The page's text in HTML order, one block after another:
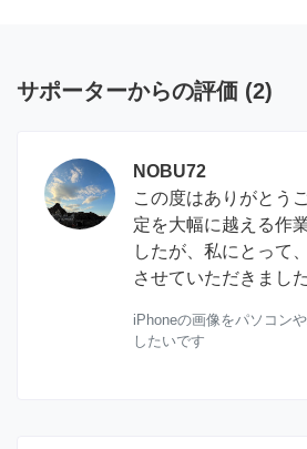
サポーターからの評価 (2)
NOBU72
この度はありがとう
定を大幅に越える作
したが、私にとって
させていただきました
iPhoneの画像をパソコン
したいです